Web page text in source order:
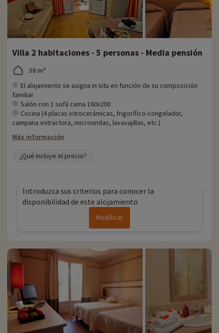
Villa 2 habitaciones - 5 personas - Media pensión
30 m²
El alojamiento se asigna in situ en función de su composición
familiar
Salón con 1 sofá cama 160x200
Cocina (4 placas vitrocerámicas, frigorífico-congelador,
campana extractora, microondas, lavavajillas, etc.)
Más información
¿Qué incluye el precio?
Introduzca sus criterios para conocer la
disponibilidad de este alojamiento
Modificar